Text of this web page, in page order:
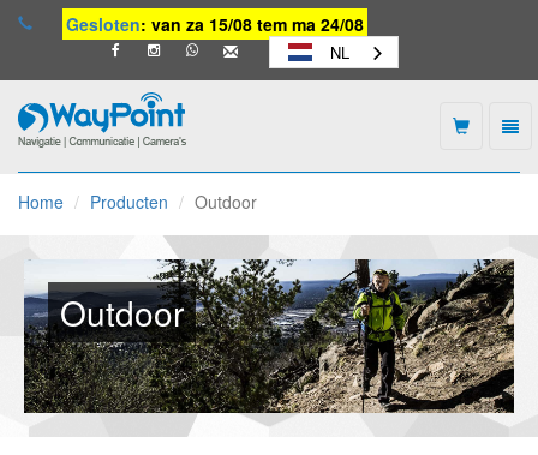
Gesloten: van za 15/08 tem ma 24/08
NL
-
naar
Home Producten Outdoor
Outdoor